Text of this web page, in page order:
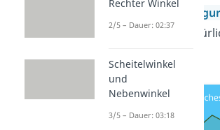
Geometrische
Formensind
Rechter Winkel
2/5 – Dauer: 02:37
Scheitelwinkel
und
Nebenwinkel
3/5 – Dauer: 03:18